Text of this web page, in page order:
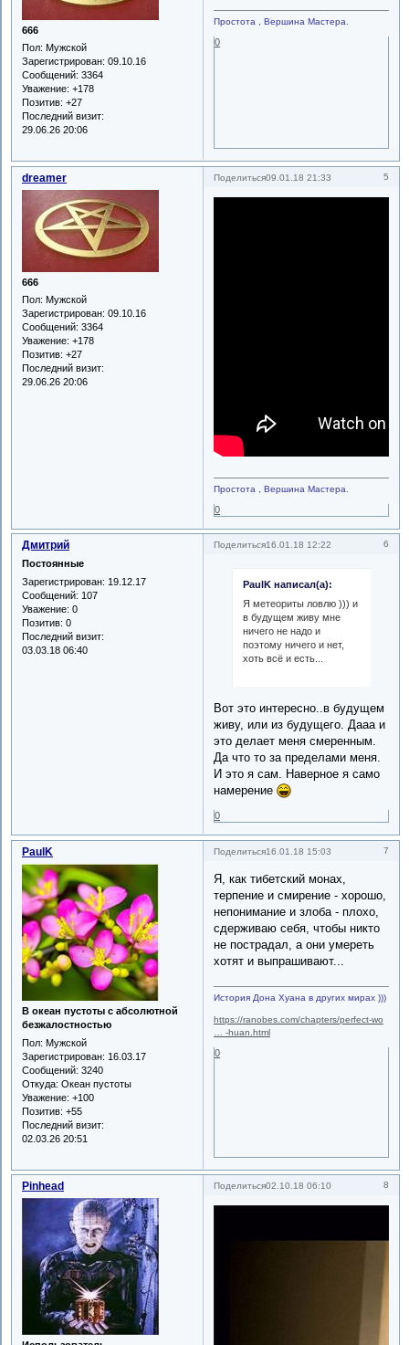
666
Пол: Мужской
Зарегистрирован: 09.10.16
Сообщений: 3364
Уважение: +178
Позитив: +27
Последний визит:
29.06.26 20:06
Простота , Вершина Мастера.
0
Поделиться 5
09.01.18 21:33
dreamer
666
Пол: Мужской
Зарегистрирован: 09.10.16
Сообщений: 3364
Уважение: +178
Позитив: +27
Последний визит:
29.06.26 20:06
Простота , Вершина Мастера.
0
Поделиться 6
16.01.18 12:22
Дмитрий
Постоянные
Зарегистрирован: 19.12.17
Сообщений: 107
Уважение: 0
Позитив: 0
Последний визит:
03.03.18 06:40
PaulK написал(а):
Я метеориты ловлю ))) и
в будущем живу мне
ничего не надо и
поэтому ничего и нет,
хоть всё и есть...
Вот это интересно..в будущем
живу, или из будущего. Дааа и
это делает меня смеренным.
Да что то за пределами меня.
И это я сам. Наверное я само
намерение
0
Поделиться 7
16.01.18 15:03
PaulK
В океан пустоты с абсолютной
безжалостностью
Пол: Мужской
Зарегистрирован: 16.03.17
Сообщений: 3240
Откуда: Океан пустоты
Уважение: +100
Позитив: +55
Последний визит:
02.03.26 20:51
Я, как тибетский монах,
терпение и смирение - хорошо,
непонимание и злоба - плохо,
сдерживаю себя, чтобы никто
не пострадал, а они умереть
хотят и выпрашивают...
История Дона Хуана в других мирах )))
https://ranobes.com/chapters/perfect-wo
… -huan.html
0
Поделиться 8
02.10.18 06:10
Pinhead